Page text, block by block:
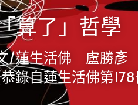
算了」哲學
/蓮生活佛　盧勝彥
錄自蓮生活佛第